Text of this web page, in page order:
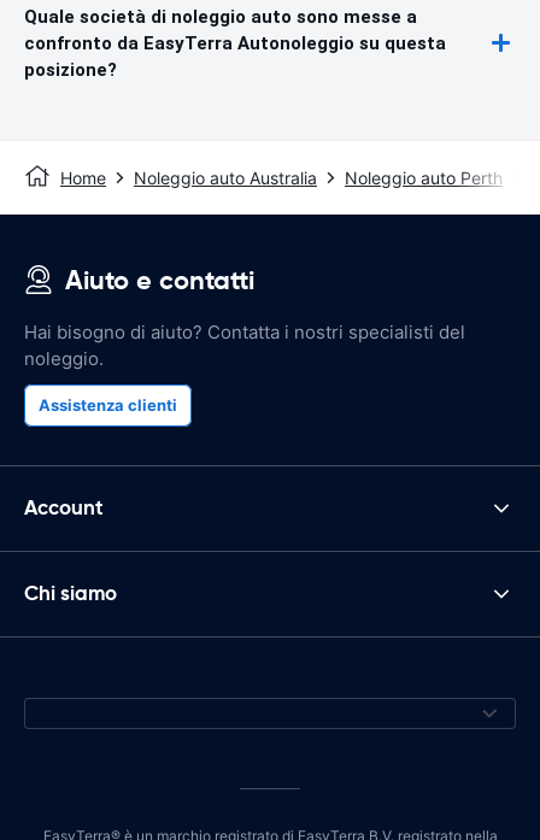
Quale società di noleggio auto sono messe a
confronto da EasyTerra Autonoleggio su questa
posizione?
Home Noleggio auto Australia Noleggio auto Perth
Aiuto e contatti
Hai bisogno di aiuto? Contatta i nostri specialisti del
noleggio.
Assistenza clienti
Account
Chi siamo
EasyTerra® è un marchio registrato di EasyTerra B.V. registrato nella